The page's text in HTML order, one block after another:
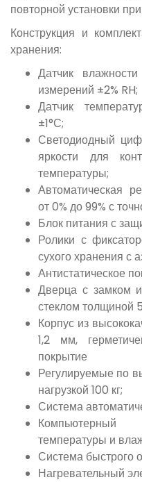
повторной установки
Конструкция и
хранения:
Датчик
измерений ±2% RH;
Датчик
±1°С;
Светодиодный
яркости для
температуры;
Автоматическая
от 0% до 99% с
Блок питания с
Ролики с
сухого хранения с
Антистатическое
Дверца с замком
стеклом толщиной
Корпус из
1,2 мм,
покрытие
Регулируемые по
нагрузкой 100 кг;
Система
Компьютерный
температуры и
Система быстрого
Нагревательный